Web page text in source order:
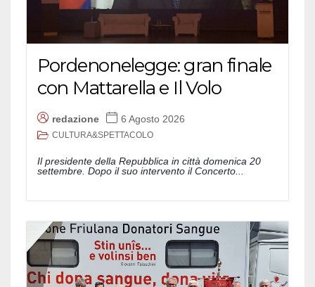
Pordenonelegge: gran finale
con Mattarella e Il Volo
redazione 6 Agosto 2026
CULTURA&SPETTACOLO
Il presidente della Repubblica in città domenica 20
settembre. Dopo il suo intervento il Concerto...